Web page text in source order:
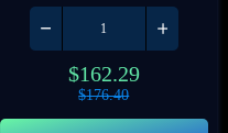
$162.29
$176.40